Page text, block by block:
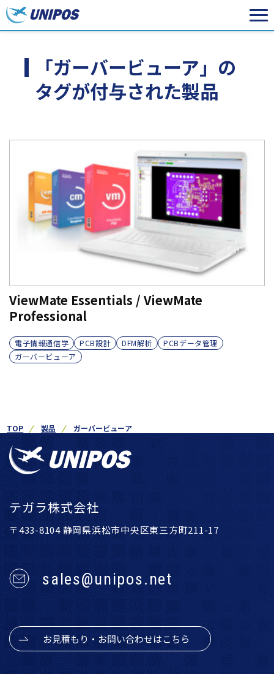
「ガーバービューア」の
タグが付与された製品
ViewMate Essentials / ViewMate
Professional
電子情報通信学 PCB設計 DFM解析
PCBデータ管理
ガーバービューア
TOP 製品 ガーバービューア
テガラ株式会社
〒433-8104 静岡県浜松市中央区東三方町211-17
sales@unipos.net
お見積もり・お問い合わせはこちら